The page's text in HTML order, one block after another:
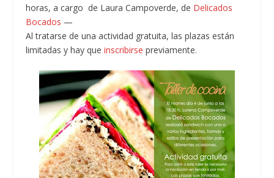
horas, a cargo de Laura Campoverde, de Delicados
Bocados —
Al tratarse de una actividad gratuita, las plazas están
limitadas y hay que inscribirse previamente.